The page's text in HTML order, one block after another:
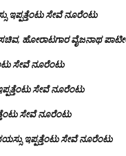
ಇಪ್ಪತ್ತೆಂಟು ಸೇವೆ ನೂರೆಂಟು
ಹೋರಾಟಗಾರ ವೈಜನಾಥ
ಸೇವೆ ನೂರೆಂಟು
ಸೇವೆ ನೂರೆಂಟು
ಸೇವೆ ನೂರೆಂಟು
ಇಪ್ಪತ್ತೆಂಟು ಸೇವೆ ನೂರೆಂಟು